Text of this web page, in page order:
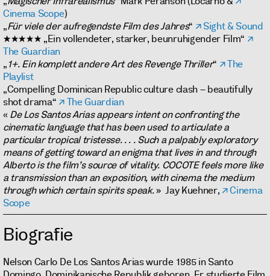
Cinema Scope)
„Für viele der aufregendste Film des Jahres“
Sight & Sound
★★★★★ „Ein vollendeter, starker, beunruhigender Film“
The Guardian
„1+. Ein komplett andere Art des Revenge Thriller“
The
Playlist
„Compelling Dominican Republic culture clash – beautifully
shot drama“
The Guardian
«De Los Santos Arias appears intent on confronting the
cinematic language that has been used to articulate a
particular tropical tristesse. . . . Such a palpably exploratory
means of getting toward an enigma that lives in and through
Alberto is the film’s source of vitality. COCOTE feels more like
a transmission than an exposition, with cinema the medium
through which certain spirits speak.» Jay Kuehner,
Cinema
Scope
Biografie
Nelson Carlo De Los Santos Arias wurde 1985 in Santo